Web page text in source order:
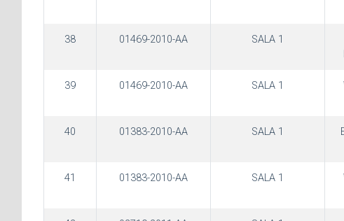
38 01469-2010-AA SALA 1
39 01469-2010-AA SALA 1
40 01383-2010-AA SALA 1
41 01383-2010-AA SALA 1